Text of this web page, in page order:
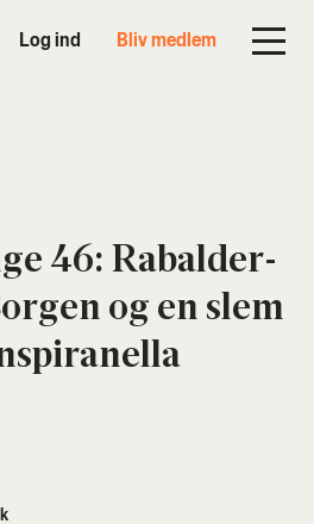
Log ind Bliv medlem
46: Rabal­der­
og en slem